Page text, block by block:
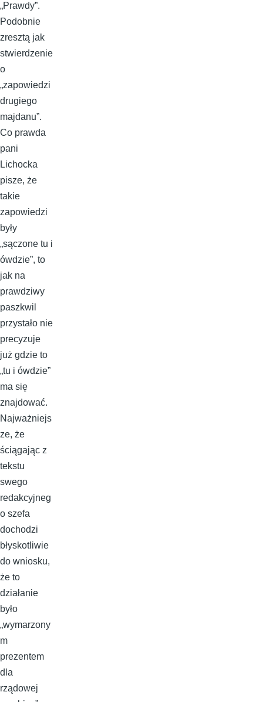
„Prawdy”.
Podobnie
zresztą jak
stwierdzenie
o
„zapowiedzi
drugiego
majdanu”.
Co prawda
pani
Lichocka
pisze, że
takie
zapowiedzi
były
„sączone tu i
ówdzie”, to
jak na
prawdziwy
paszkwil
przystało nie
precyzuje
już gdzie to
„tu i ówdzie”
ma się
znajdować.
Najważniejs
ze, że
ściągając z
tekstu
swego
redakcyjneg
o szefa
dochodzi
błyskotliwie
do wniosku,
że to
działanie
było
„wymarzony
m
prezentem
dla
rządowej